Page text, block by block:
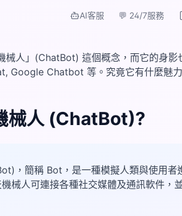
AI客服 💬 24/7服務
械人」(ChatBot) 這個概念，而它的身
Google Chatbot 等。究竟它有什麼魅
械人 (ChatBot)?
，簡稱 Bot，是一種模擬人類與使用者
械人可連接各種社交媒體及通訊軟件，